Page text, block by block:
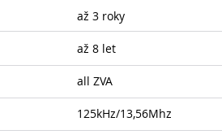
až 3 roky
až 8 let
all ZVA
125kHz/13,56Mhz